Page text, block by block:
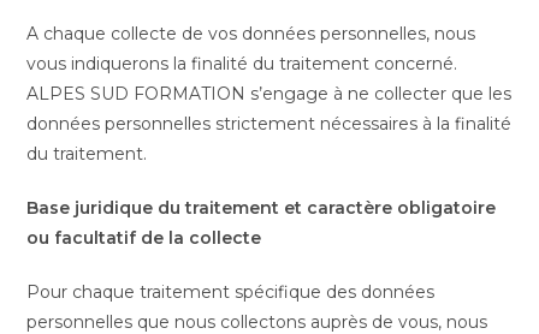
A chaque collecte de vos données personnelles, nous
vous indiquerons la finalité du traitement concerné.
ALPES SUD FORMATION s’engage à ne collecter que les
données personnelles strictement nécessaires à la finalité
du traitement.
Base juridique du traitement et caractère obligatoire
ou facultatif de la collecte
Pour chaque traitement spécifique des données
personnelles que nous collectons auprès de vous, nous